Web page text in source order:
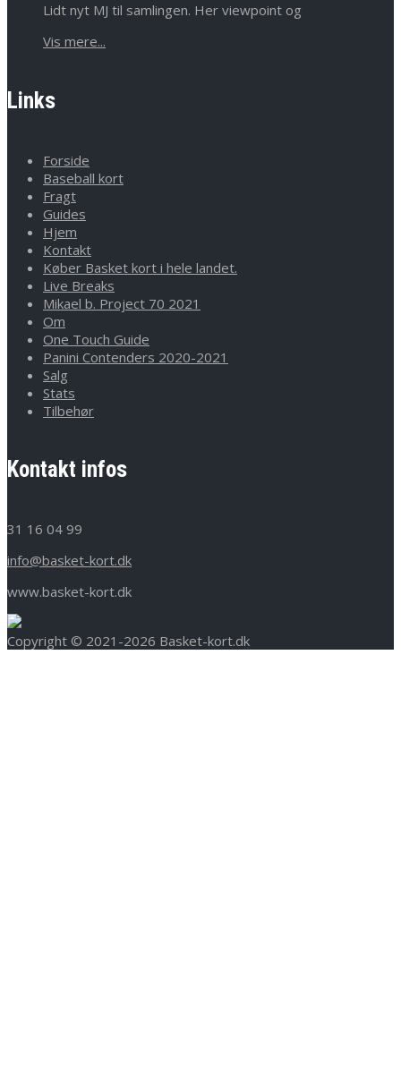
Lidt nyt MJ til samlingen. Her viewpoint og
Vis mere...
Links
Forside
Baseball kort
Fragt
Guides
Hjem
Kontakt
Køber Basket kort i hele landet.
Live Breaks
Mikael b. Project 70 2021
Om
One Touch Guide
Panini Contenders 2020-2021
Salg
Stats
Tilbehør
Kontakt infos
31 16 04 99
info@basket-kort.dk
www.basket-kort.dk
Copyright © 2021-2026 Basket-kort.dk